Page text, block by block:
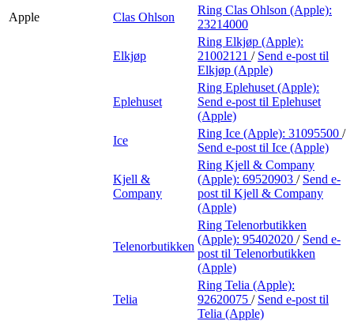
Apple
Clas Ohlson
Ring Clas Ohlson (Apple):
23214000
Elkjøp
Ring Elkjøp (Apple):
21002121 / Send e-post til
Elkjøp (Apple)
Eplehuset
Ring Eplehuset (Apple):
Send e-post til Eplehuset
(Apple)
Ice
Ring Ice (Apple): 31095500 /
Send e-post til Ice (Apple)
Kjell &
Company
Ring Kjell & Company
(Apple): 69520903 / Send e-
post til Kjell & Company
(Apple)
Telenorbutikken
Ring Telenorbutikken
(Apple): 95402020 / Send e-
post til Telenorbutikken
(Apple)
Telia
Ring Telia (Apple):
92620075 / Send e-post til
Telia (Apple)